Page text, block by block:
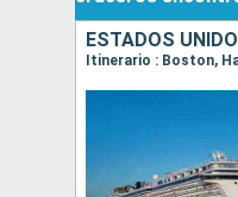
ESTADOS
Itinerario : Boston,